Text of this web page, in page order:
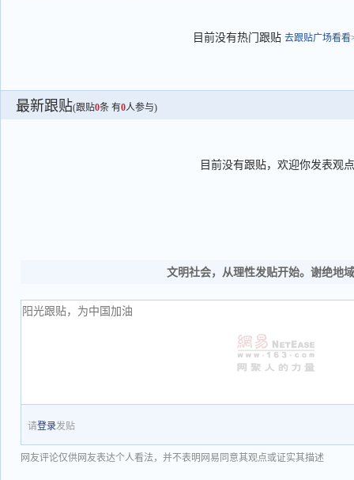
目前没有热门跟贴 去跟贴广场看看
最新跟贴(跟贴0条 有0人参与)
目前没有跟贴，欢迎你发表观点
文明社会，从理性发贴开始。谢绝地
请登录发贴
网友评论仅供网友表达个人看法，并不表明网易同意其观点或证实其描述